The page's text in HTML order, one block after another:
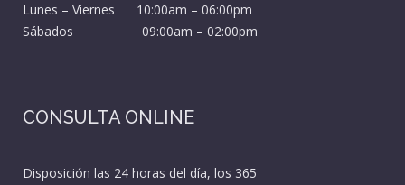
Lunes – Viernes 10:00am – 06:00pm
Sábados 09:00am – 02:00pm
CONSULTA ONLINE
Disposición las 24 horas del día, los 365